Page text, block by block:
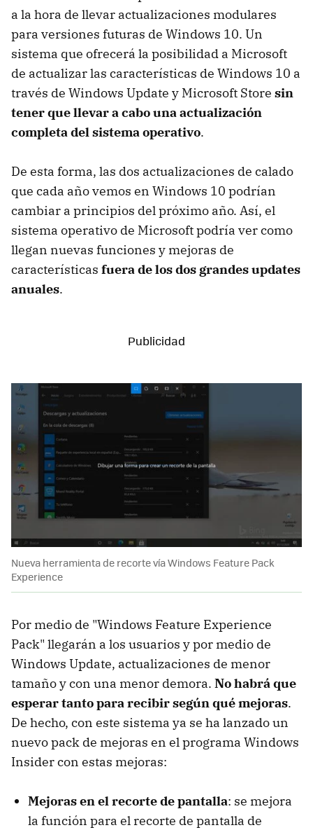
a la hora de llevar actualizaciones modulares
para versiones futuras de Windows 10. Un
sistema que ofrecerá la posibilidad a Microsoft
de actualizar las características de Windows 10 a
través de Windows Update y Microsoft Store sin
tener que llevar a cabo una actualización
completa del sistema operativo.
De esta forma, las dos actualizaciones de calado
que cada año vemos en Windows 10 podrían
cambiar a principios del próximo año. Así, el
sistema operativo de Microsoft podría ver como
llegan nuevas funciones y mejoras de
características fuera de los dos grandes updates
anuales.
Nueva herramienta de recorte vía Windows Feature Pack
Experience
Por medio de "Windows Feature Experience
Pack" llegarán a los usuarios y por medio de
Windows Update, actualizaciones de menor
tamaño y con una menor demora. No habrá que
esperar tanto para recibir según qué mejoras.
De hecho, con este sistema ya se ha lanzado un
nuevo pack de mejoras en el programa Windows
Insider con estas mejoras:
Mejoras en el recorte de pantalla: se mejora
la función para el recorte de pantalla de